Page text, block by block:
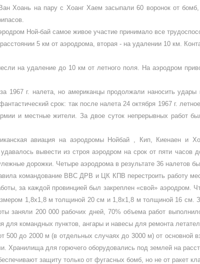
Хоань на пару с Хоанг Хаем засыпали 60 воронок от
Ной-бай самое живое участие принимало все
5 км от аэродрома, вторая - на удалении 10 км.
на удале­ние до 10 км от летного поля. На аэродром
1967 г. нале­та, но американцы продолжали нано­сить
срок: так после на­лета 24 октября 1967 г.
и местные жители. За двое суток непрерывных работ
авиация на аэродромы Нойбай , Кип, Киенаен и
вывес­ти из строя аэродром на срок от пяти
дорожки. Четыре аэродрома в ре­зультате 36 налетов
коман­дование ВВС ДРВ и ЦК КПВ пере­строить работу
за каждой провинцией был закреплен «свой» аэродром.
1,8x1,8 м толщиной 20 см и 1,8x1,8 м толщи­ной 16 см.
заняли 200 000 рабочих дней, 70% объе­ма работ
для командных пунктов, ангары и на­весы для ремонта
500 до 2000 м (в отдельных случаях до 3000 м) от
Хранили­ща для горючего оборудовались под землей на
за­щиту только от фугасных бомб, но не от ракет